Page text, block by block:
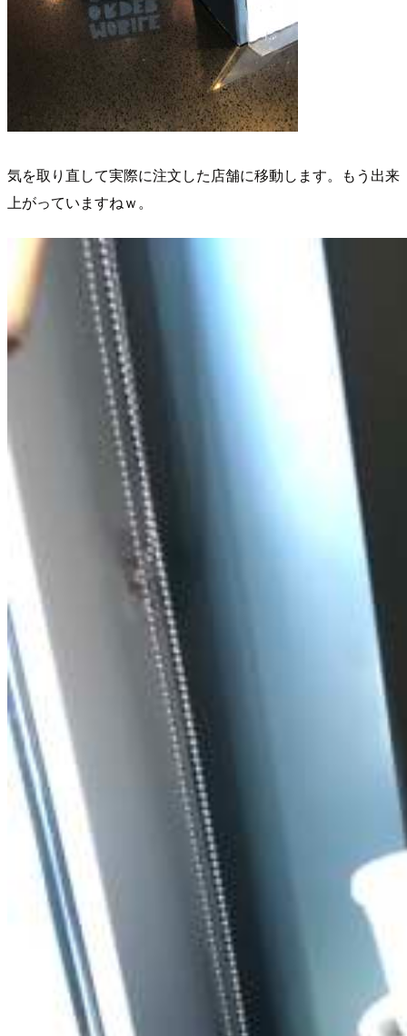
気を取り直して実際に注文した店舗に移動します。もう出来
上がっていますねｗ。